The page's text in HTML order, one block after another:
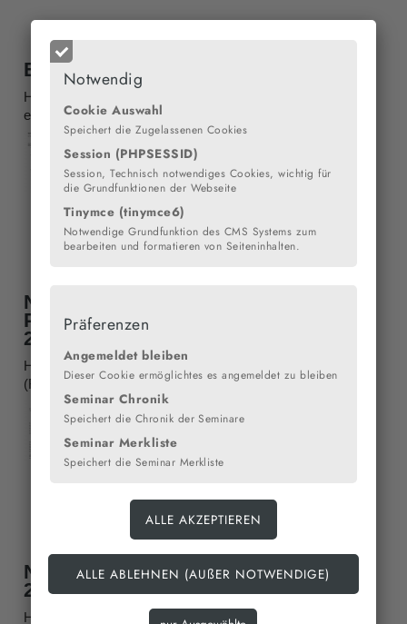
Notwendig
Cookie Auswahl
Speichert die Zugelassenen Cookies
Session (PHPSESSID)
Session, Technisch notwendiges Cookies, wichtig für
die Grundfunktionen der Webseite
Tinymce (tinymce6)
Notwendige Grundfunktion des CMS Systems zum
bearbeiten und formatieren von Seiteninhalten.
Präferenzen
Angemeldet bleiben
Dieser Cookie ermöglichtes es angemeldet zu bleiben
Seminar Chronik
Speichert die Chronik der Seminare
Seminar Merkliste
Speichert die Seminar Merkliste
Eigenverantwortliche Schule
Hier erhalten Sie die downloadbare Datei für die
eigenverantwortliche Schule.
Eigenverantwortliche_Schule_Einfueh
___B1.pdf
Größe: 39 kB
Niedersächsisches
Personalvertretungsgesetz (Fassung
2007)
Hier erhalten Sie Niedersächsischen Personalgesetz
(Fassung 2007) als downloadbare Datei.
NPersVG_2
007.pdf
Größe: 351 kB
Niedersächsisches Schulgesetz Juli
2018
Hier finden Sie eine Broschüre zum Niedersächsischen